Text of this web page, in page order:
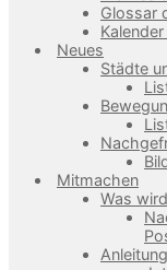
Glossar
Neues
Städte
Mitmachen
Was